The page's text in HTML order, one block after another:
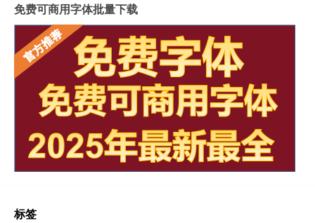
免费可商用字体批量下载
标签